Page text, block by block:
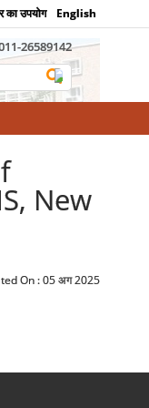
का उपयोग English
26589142
New
On :05 अग 2025